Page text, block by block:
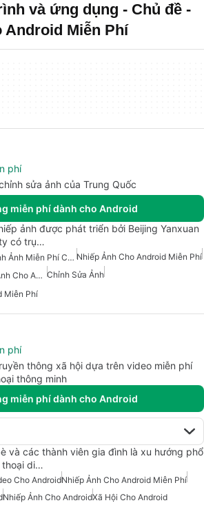
và ứng dụng - Chủ đề -
Android Miễn Phí
phí
sửa ảnh của Trung Quốc
miễn phí dành cho Android
ảnh được phát triển bởi Beijing Yanxuan
có trụ…
Trình Chỉnh Sửa Hình Ảnh Miễn Phí Cho Android Nhiếp Ảnh Cho Android Miễn Phí
Trình Chỉnh Sửa Ảnh Máy Ảnh Cho Android Chỉnh Sửa Ảnh
Miễn Phí
phí
thông xã hội dựa trên video miễn phí
thông minh
miễn phí dành cho Android
và các thành viên gia đình là xu hướng phổ
thoại di…
Cho AndroidNhiếp Ảnh Cho Android Miễn Phí
Nhiếp Ảnh Cho AndroidXã Hội Cho Android